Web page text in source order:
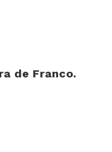
de Franco.